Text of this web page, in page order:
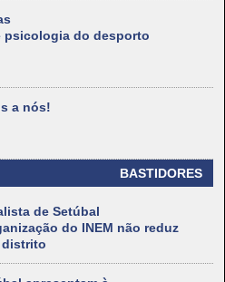
psicologia do desporto
a nós!
BASTIDORES
de Setúbal
do INEM não reduz
distrito